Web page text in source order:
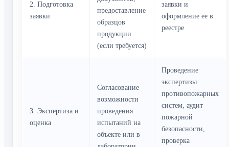
2. Подготовка
заявки
предоставление
образцов
продукции
(если требуется)
заявки и
оформление ее в
реестре
3. Экспертиза и
оценка
Согласование
возможности
проведения
испытаний на
объекте или в
Проведение
экспертизы
противопожарных
систем, аудит
пожарной
безопасности,
проверка